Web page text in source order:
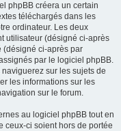
phpBB créera un certain
téléchargés dans les
ordinateur. Les deux
utilisateur (désigné ci-après
(désigné ci-après par
par le logiciel phpBB.
sur les sujets de
les informations sur les
sur le forum.
au logiciel phpBB tout en
ceux-ci soient hors de portée